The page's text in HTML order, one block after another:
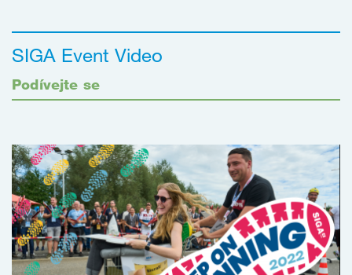
SIGA Event Video
Podívejte se